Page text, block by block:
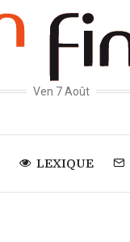
Ven 7 Août
LEXIQUE